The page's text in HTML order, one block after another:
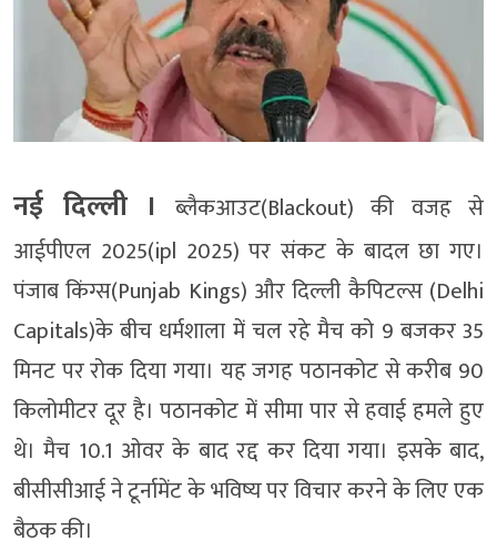
नई दिल्ली । ब्लैकआउट(Blackout) की वजह से
आईपीएल 2025(ipl 2025) पर संकट के बादल छा गए।
पंजाब किंग्स(Punjab Kings) और दिल्ली कैपिटल्स (Delhi
Capitals)के बीच धर्मशाला में चल रहे मैच को 9 बजकर 35
मिनट पर रोक दिया गया। यह जगह पठानकोट से करीब 90
किलोमीटर दूर है। पठानकोट में सीमा पार से हवाई हमले हुए
थे। मैच 10.1 ओवर के बाद रद्द कर दिया गया। इसके बाद,
बीसीसीआई ने टूर्नामेंट के भविष्य पर विचार करने के लिए एक
बैठक की।